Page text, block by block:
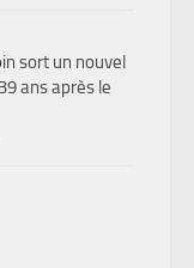
sort un nouvel
ans après le